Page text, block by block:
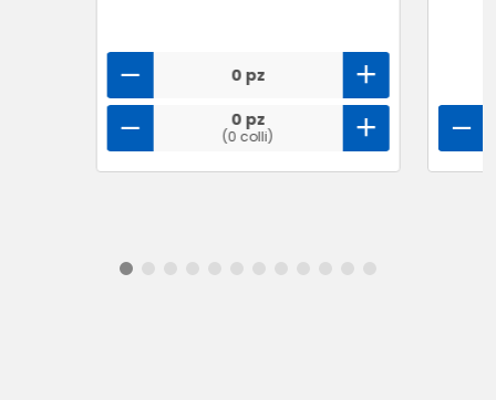
0 pz
0 pz
(0 colli)